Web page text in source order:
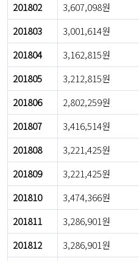
201802
3,607,098원
201803
3,001,614원
201804
3,162,815원
201805
3,212,815원
201806
2,802,259원
201807
3,416,514원
201808
3,221,425원
201809
3,221,425원
201810
3,474,366원
201811
3,286,901원
201812
3,286,901원